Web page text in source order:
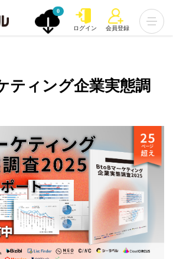
0
ログイン 会員登録
ティング企業実態調